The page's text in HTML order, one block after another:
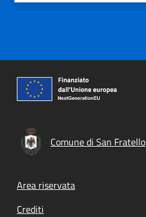
Comune di San Fratello
Footer menu
Area riservata
Crediti